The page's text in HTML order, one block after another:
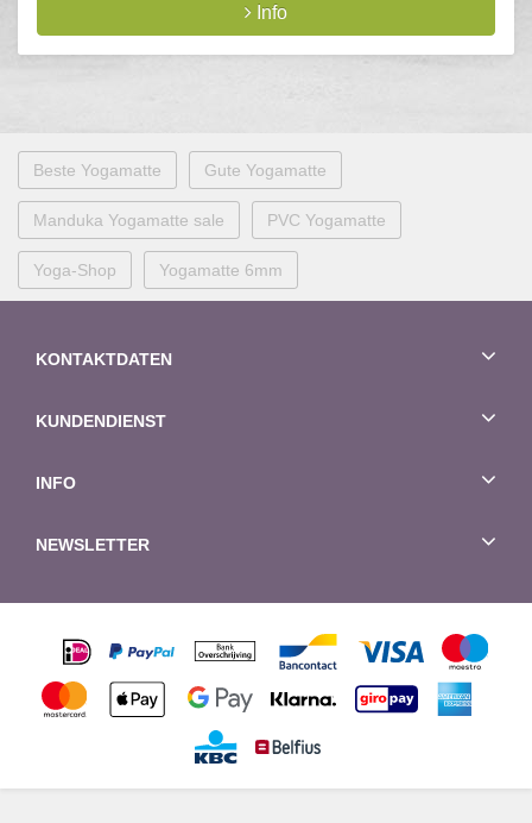
Info
Beste Yogamatte Gute Yogamatte
Manduka Yogamatte sale PVC Yogamatte
Yoga-Shop Yogamatte 6mm
KONTAKTDATEN
KUNDENDIENST
INFO
NEWSLETTER